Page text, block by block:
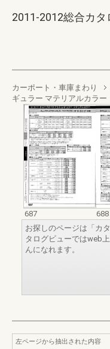
2011-2012総合カ
カーポート・車庫まわり
ギュラー マテリアルカラー
687
688
お探しのページは「カ
タログビューではweb
んになれます。
左ページから抽出された内容